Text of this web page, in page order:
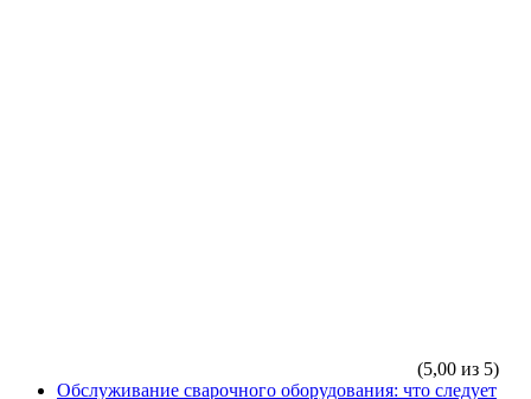
(5,00 из 5)
Обслуживание сварочного оборудования: что следует